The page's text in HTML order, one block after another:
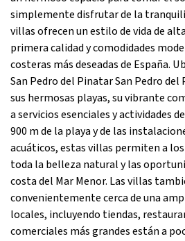
simplemente disfrutar de la
villas ofrecen un estilo de vida de
primera calidad y comodidades
costeras más deseadas de España.
San Pedro del Pinatar San Pedro
sus hermosas playas, su vibrante
a servicios esenciales y actividades
900 m de la playa y de las
acuáticos, estas villas permiten a
toda la belleza natural y las
costa del Mar Menor. Las villas
convenientemente cerca de una
locales, incluyendo tiendas,
comerciales más grandes están a